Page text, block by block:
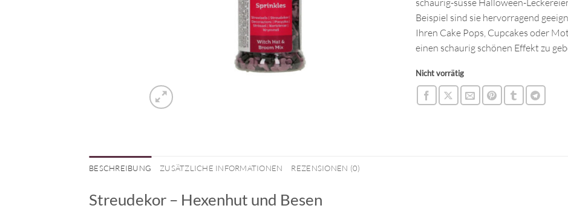
Beispiel sind sie hervorragend
Ihren Cake Pops, Cupcakes oder
einen schaurig schönen Effekt zu
Nicht vorrätig
BESCHREIBUNG ZUSÄTZLICHE INFORMATIONEN REZENSIONEN (0)
Streudekor – Hexenhut und Besen